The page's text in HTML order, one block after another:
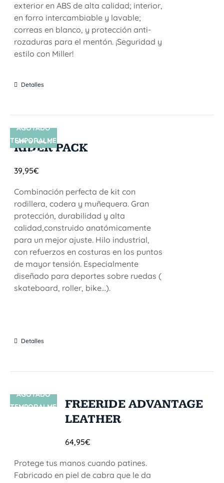
exterior en ABS de alta calidad; interior,
en forro intercambiable y lavable;
correas en blanco, y protección anti-
rozaduras para el mentón. ¡Seguridad y
estilo con Miller!
Detalles
SIN STOCK
AGOTADO
TEMPORALME
NTE
RIDER PACK
39,95€
Combinación perfecta de kit con
rodillera, codera y muñequera. Gran
protección, durabilidad y alta
calidad,construido anatómicamente
para un mejor ajuste. Hilo industrial,
con refuerzos en costuras en los puntos
de mayor tensión. Especialmente
diseñado para deportes sobre ruedas (
skateboard, roller, bike...).
Detalles
SIN STOCK
AGOTADO
TEMPORALME
FREERIDE ADVANTAGE
LEATHER
64,95€
Protege tus manos cuando patines.
Fabricado en piel de cabra que le da